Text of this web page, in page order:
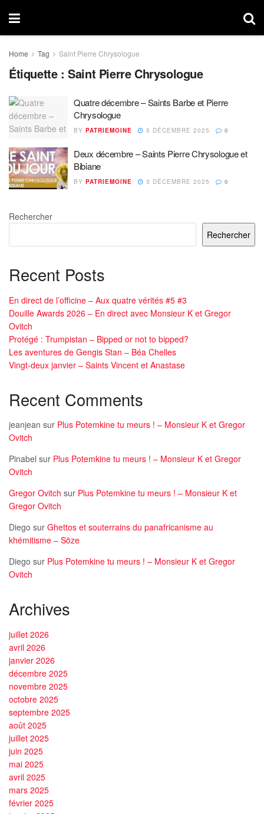
Home Tag Saint Pierre Chrysologue
Étiquette :Saint Pierre Chrysologue
Quatre décembre – Saints Barbe et Pierre
Chrysologue
BY PATRIEMOINE 5 DÉCEMBRE 2025 0
Deux décembre – Saints Pierre Chrysologue et
Bibiane
BY PATRIEMOINE 3 DÉCEMBRE 2025 0
Rechercher
Rechercher
Recent Posts
En direct de l’officine – Aux quatre vérités #5 #3
Douille Awards 2026 – En direct avec Monsieur K et Gregor
Ovitch
Protégé : Trumpistan – Bipped or not to bipped?
Les aventures de Gengis Stan – Béa Chelles
Vingt-deux janvier – Saints Vincent et Anastase
Recent Comments
jeanjean sur Plus Potemkine tu meurs ! – Monsieur K et Gregor
Ovitch
Pinabel sur Plus Potemkine tu meurs ! – Monsieur K et Gregor
Ovitch
Gregor Ovitch sur Plus Potemkine tu meurs ! – Monsieur K et
Gregor Ovitch
Diego sur Ghettos et souterrains du panafricanisme au
khémitisme – Söze
Diego sur Plus Potemkine tu meurs ! – Monsieur K et Gregor
Ovitch
Archives
juillet 2026
avril 2026
janvier 2026
décembre 2025
novembre 2025
octobre 2025
septembre 2025
août 2025
juillet 2025
juin 2025
mai 2025
avril 2025
mars 2025
février 2025